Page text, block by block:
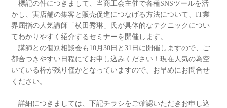
標記の件につきまして、当商工会主催で各種SNSツールを活
かし、実店舗の集客と販売促進につなげる方法について、IT業
界屈指の人気講師「横田秀琳」氏が具体的なテクニックについ
てわかりやすく紹介するセミナーを開催します。
講師との個別相談会も10月30日と31日に開催しますので、ご
都合つきやすい日程にてお申し込みください！現在人気の為空
いている枠が残り僅かとなっていますので、お早めにお問合せ
ください。
詳細につきましては、下記チラシをご確認いただきお申し込